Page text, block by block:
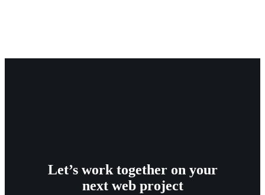
Let’s work together on your
next web project